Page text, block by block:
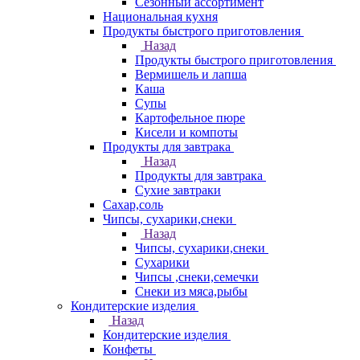
Национальная кухня
Продукты быстрого приготовления
Назад
Продукты быстрого приготовления
Вермишель и лапша
Каша
Супы
Картофельное пюре
Кисели и компоты
Продукты для завтрака
Назад
Продукты для завтрака
Сухие завтраки
Сахар,соль
Чипсы, сухарики,снеки
Назад
Чипсы, сухарики,снеки
Сухарики
Чипсы ,снеки,семечки
Снеки из мяса,рыбы
Кондитерские изделия
Назад
Кондитерские изделия
Конфеты